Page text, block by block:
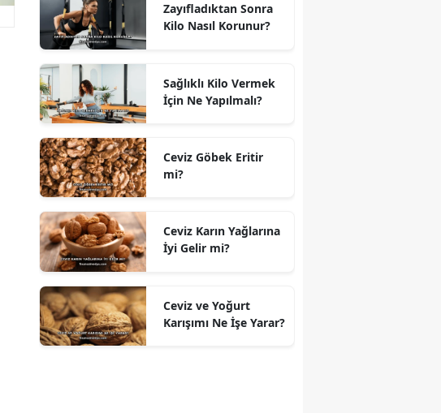
Zayıfladıktan Sonra
Kilo Nasıl Korunur?
Sağlıklı Kilo Vermek
İçin Ne Yapılmalı?
Ceviz Göbek Eritir
mi?
Ceviz Karın Yağlarına
İyi Gelir mi?
Ceviz ve Yoğurt
Karışımı Ne İşe Yarar?